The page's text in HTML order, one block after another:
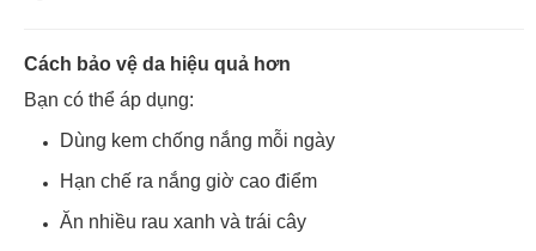
Cách bảo vệ da hiệu quả hơn
Bạn có thể áp dụng:
Dùng kem chống nắng mỗi ngày
Hạn chế ra nắng giờ cao điểm
Ăn nhiều rau xanh và trái cây